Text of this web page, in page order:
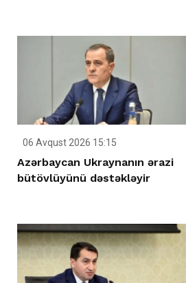
06 Avqust 2026 15:15
Azərbaycan Ukraynanın ərazi
bütövlüyünü dəstəkləyir